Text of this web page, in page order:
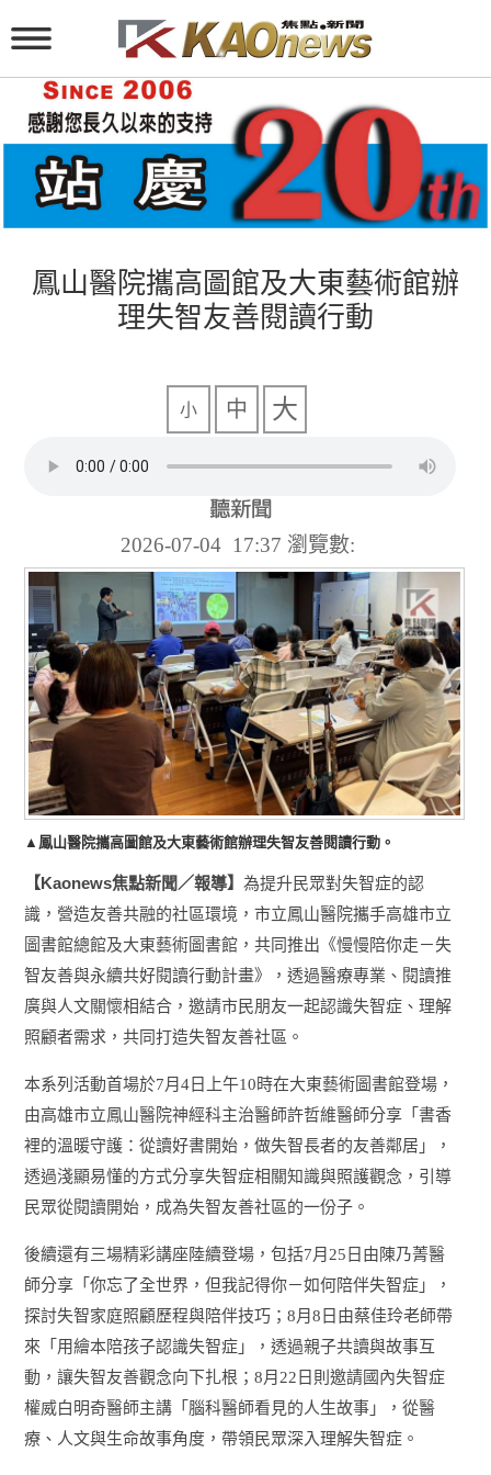
鳳山醫院攜高圖館及大東藝術館辦
理失智友善閱讀行動
小 中 大
2026-07-04 17:37 瀏覽數:
▲鳳山醫院攜高圖館及大東藝術館辦理失智友善閱讀行動。
【Kaonews焦點新聞／報導】為提升民眾對失智症的認
識，營造友善共融的社區環境，市立鳳山醫院攜手高雄市立
圖書館總館及大東藝術圖書館，共同推出《慢慢陪你走－失
智友善與永續共好閱讀行動計畫》，透過醫療專業、閱讀推
廣與人文關懷相結合，邀請市民朋友一起認識失智症、理解
照顧者需求，共同打造失智友善社區。
本系列活動首場於7月4日上午10時在大東藝術圖書館登場，
由高雄市立鳳山醫院神經科主治醫師許哲維醫師分享「書香
裡的溫暖守護：從讀好書開始，做失智長者的友善鄰居」，
透過淺顯易懂的方式分享失智症相關知識與照護觀念，引導
民眾從閱讀開始，成為失智友善社區的一份子。
後續還有三場精彩講座陸續登場，包括7月 25 日由陳乃菁醫
師分享「你忘了全世界，但我記得你－如何陪伴失智症」，
探討失智家庭照顧歷程與陪伴技巧；8月8 日由蔡佳玲老師帶
來「用繪本陪孩子認識失智症」，透過親子共讀與故事互
動，讓失智友善觀念向下扎根；8月 22 日則邀請國內失智症
權威白明奇醫師主講「腦科醫師看見的人生故事」，從醫
療、人文與生命故事角度，帶領民眾深入理解失智症。